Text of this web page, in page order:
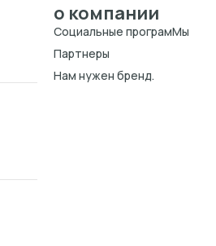
о компании
Cоциальные програмMы
Партнеры
Нам нужен бренд.